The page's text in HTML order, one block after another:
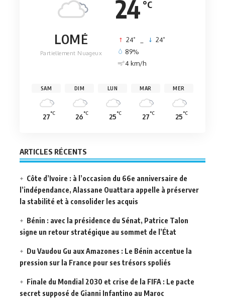
24 °C
LOMÉ
Partiellement Nuageux
24° 24°
89%
4 km/h
SAM
27°C
DIM
26°C
LUN
25°C
MAR
27°C
MER
25°C
ARTICLES RÉCENTS
Côte d’Ivoire : à l’occasion du 66e anniversaire de
l’indépendance, Alassane Ouattara appelle à préserver
la stabilité et à consolider les acquis
Bénin : avec la présidence du Sénat, Patrice Talon
signe un retour stratégique au sommet de l’État
Du Vaudou Gu aux Amazones : Le Bénin accentue la
pression sur la France pour ses trésors spoliés
Finale du Mondial 2030 et crise de la FIFA : Le pacte
secret supposé de Gianni Infantino au Maroc